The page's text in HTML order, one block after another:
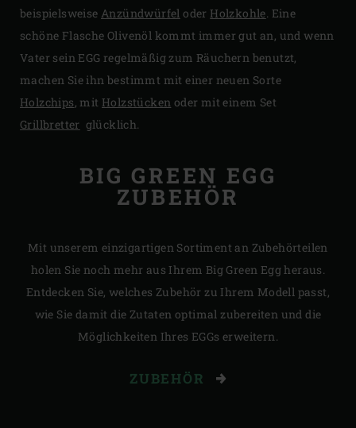
beispielsweiseAnzündwürfel oderHolzkohle. Eine
schöne Flasche Olivenöl kommt immer gut an, und wenn
Vater sein EGG regelmäßig zum Räuchern benutzt,
machen Sie ihn bestimmt mit einer neuen Sorte
Holzchips, mitHolzstücken oder mit einem Set
Grillbretter glücklich.
BIG GREEN EGG
ZUBEHÖR
Mit unserem einzigartigen Sortiment an Zubehörteilen
holen Sie noch mehr aus Ihrem Big Green Egg heraus.
Entdecken Sie, welches Zubehör zu Ihrem Modell passt,
wie Sie damit die Zutaten optimal zubereiten und die
Möglichkeiten Ihres EGGs erweitern.
ZUBEHÖR